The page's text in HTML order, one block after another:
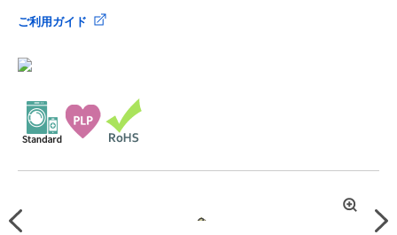
ご利用ガイド
Previous
拡